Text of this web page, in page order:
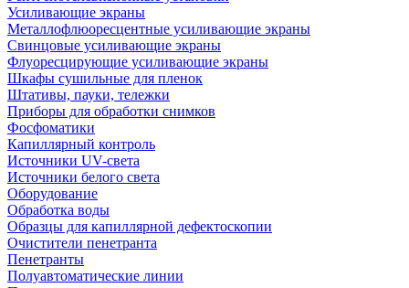
Усиливающие экраны
Металлофлюоресцентные усиливающие экраны
Свинцовые усиливающие экраны
Флуоресцирующие усиливающие экраны
Шкафы сушильные для пленок
Штативы, пауки, тележки
Приборы для обработки снимков
Фосфоматики
Капиллярный контроль
Источники UV-света
Источники белого света
Оборудование
Обработка воды
Образцы для капиллярной дефектоскопии
Очистители пенетранта
Пенетранты
Полуавтоматические линии